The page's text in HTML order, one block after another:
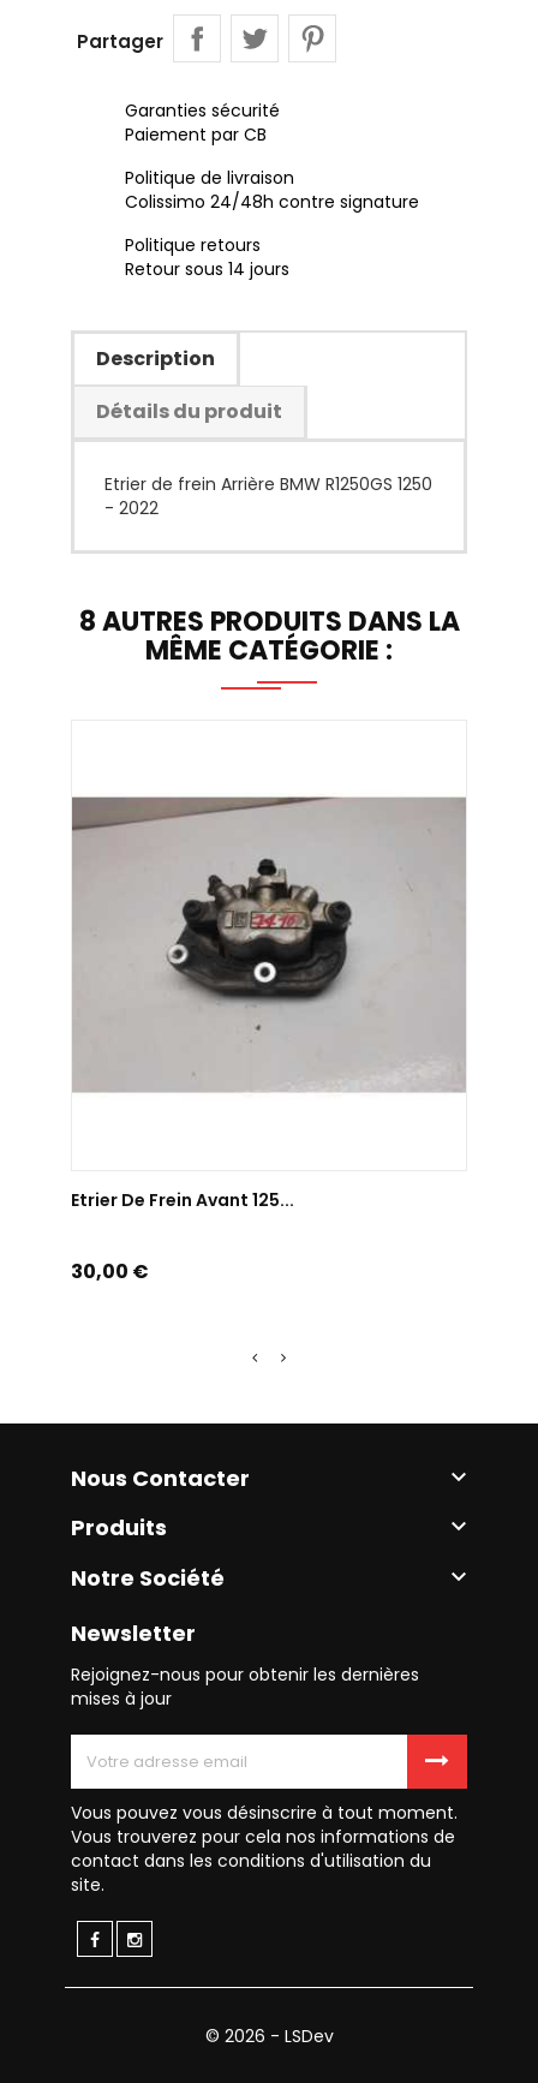
Partager
Garanties sécurité
Paiement par CB
Politique de livraison
Colissimo 24/48h contre signature
Politique retours
Retour sous 14 jours
Description
Détails du produit
Etrier de frein Arrière BMW R1250GS 1250
- 2022
8 AUTRES PRODUITS DANS LA
MÊME CATÉGORIE :
Etrier De Frein Avant 125...
Prix
30,00 €
Nous Contacter 
Produits 
Notre Société 
Newsletter
Rejoignez-nous pour obtenir les dernières
mises à jour
Vous pouvez vous désinscrire à tout moment.
Vous trouverez pour cela nos informations de
contact dans les conditions d'utilisation du
site.
© 2026 - LSDev